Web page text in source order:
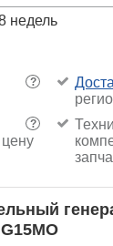
недель
?
?